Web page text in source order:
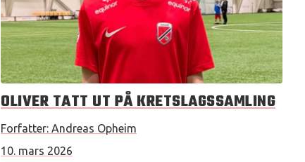
OLIVER TATT UT PÅ KRETSLAGSSAMLING
Forfatter: Andreas Opheim
10. mars 2026